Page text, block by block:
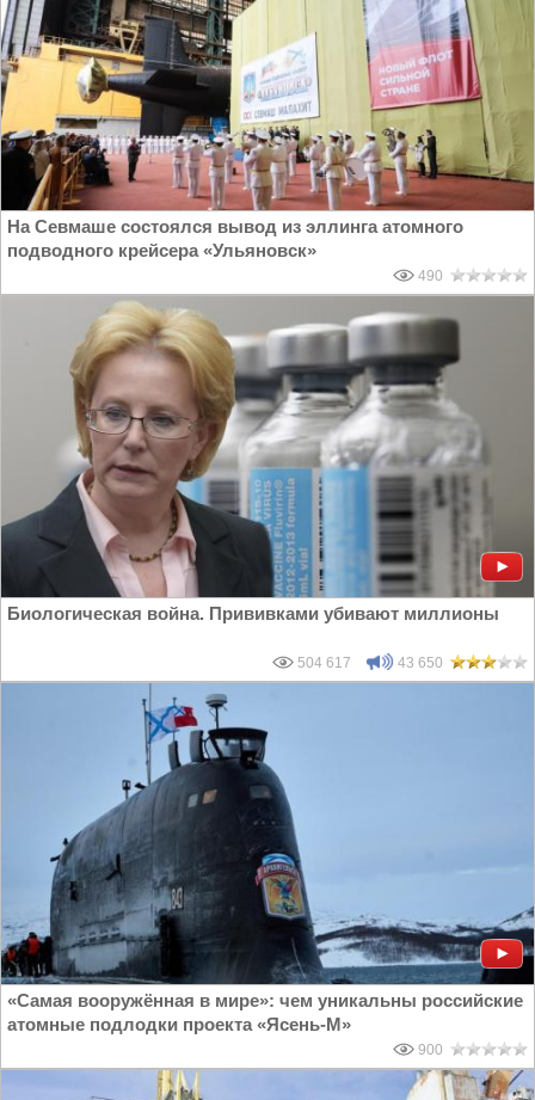
На Севмаше состоялся вывод из эллинга атомного
подводного крейсера «Ульяновск»
490
Биологическая война. Прививками убивают миллионы
504 617 43 650
«Самая вооружённая в мире»: чем уникальны российские
атомные подлодки проекта «Ясень-М»
900